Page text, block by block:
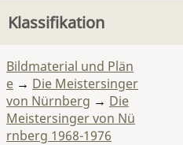
Klassifikation
Bildmaterial und Plän
e → Die Meistersinger
von Nürnberg → Die
Meistersinger von Nü
rnberg 1968-1976